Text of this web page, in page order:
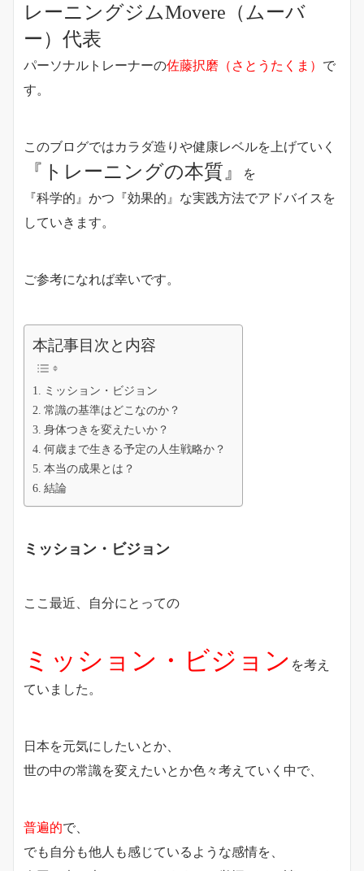
レーニングジムMovere（ムーバ
ー）代表
パーソナルトレーナーの佐藤択磨（さとうたくま） で
す。
このブログではカラダ造りや健康レベルを上げていく
『トレーニングの本質』
を
『科学的』かつ『効果的』な実践方法でアドバイスを
していきます。
ご参考になれば幸いです。
本記事目次と内容
ミッション・ビジョン
常識の基準はどこなのか？
身体つきを変えたいか？
何歳まで生きる予定の人生戦略か？
本当の成果とは？
結論
ミッション・ビジョン
ここ最近、自分にとっての
ミッション・ビジョン を考え
ていました。
日本を元気にしたいとか、
世の中の常識を変えたいとか色々考えていく中で、
普遍的で、
でも自分も他人も感じているような感情を、